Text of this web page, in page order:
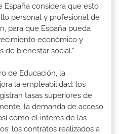
España considera que esto
personal y profesional de
para que España pueda
económico y
de bienestar social."
de Educación, la
la empleabilidad: los
tasas superiores de
la demanda de acceso
como el interés de las
los contratos realizados a